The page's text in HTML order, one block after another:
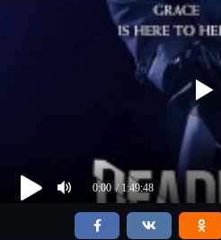
0:00 / 1:49:48